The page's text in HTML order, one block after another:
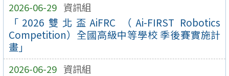
2026-06-29 資訊組
「2026雙北盃AiFRC （Ai-FIRST Robotics
Competition）全國高級中等學校 季後賽實施計
畫」
2026-06-29 資訊組